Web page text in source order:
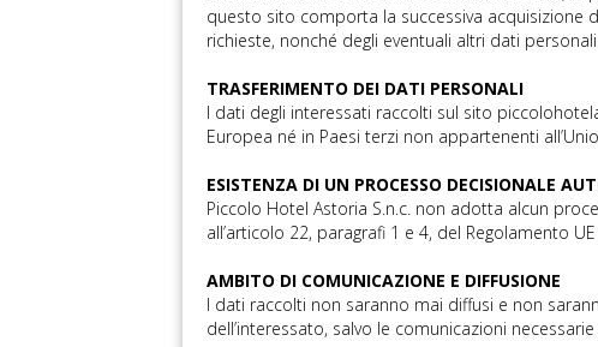
questo sito comporta la successiva acquisizione
richieste, nonché degli eventuali altri dati
TRASFERIMENTO DEI DATI PERSONALI
I dati degli interessati raccolti sul sito
Europea né in Paesi terzi non appartenenti
ESISTENZA DI UN PROCESSO DECISIONALE
Piccolo Hotel Astoria S.n.c. non adotta alcun
all’articolo 22, paragrafi 1 e 4, del Regolamento
AMBITO DI COMUNICAZIONE E DIFFUSIONE
I dati raccolti non saranno mai diffusi e non
dell’interessato, salvo le comunicazioni